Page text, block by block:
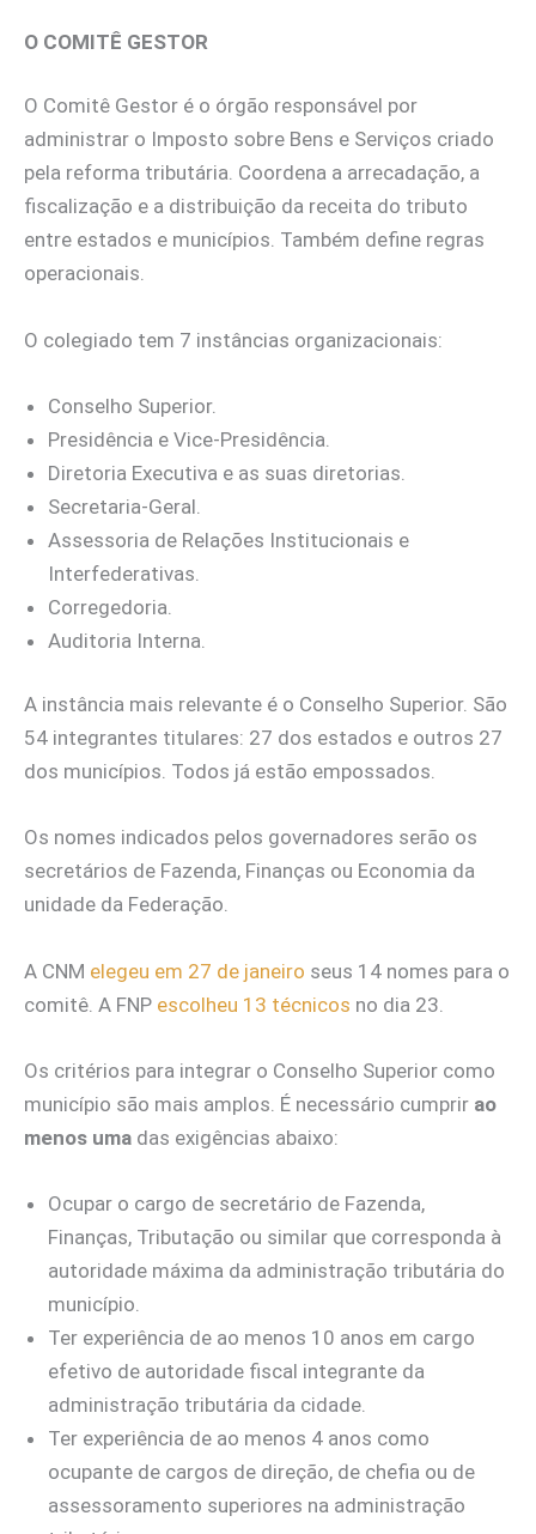
O COMITÊ GESTOR
O Comitê Gestor é o órgão responsável por
administrar o Imposto sobre Bens e Serviços criado
pela reforma tributária. Coordena a arrecadação, a
fiscalização e a distribuição da receita do tributo
entre estados e municípios. Também define regras
operacionais.
O colegiado tem 7 instâncias organizacionais:
Conselho Superior.
Presidência e Vice-Presidência.
Diretoria Executiva e as suas diretorias.
Secretaria-Geral.
Assessoria de Relações Institucionais e
Interfederativas.
Corregedoria.
Auditoria Interna.
A instância mais relevante é o Conselho Superior. São
54 integrantes titulares: 27 dos estados e outros 27
dos municípios. Todos já estão empossados.
Os nomes indicados pelos governadores serão os
secretários de Fazenda, Finanças ou Economia da
unidade da Federação.
A CNM elegeu em 27 de janeiro seus 14 nomes para o
comitê. A FNP escolheu 13 técnicos no dia 23.
Os critérios para integrar o Conselho Superior como
município são mais amplos. É necessário cumprir ao
menos uma das exigências abaixo:
Ocupar o cargo de secretário de Fazenda,
Finanças, Tributação ou similar que corresponda à
autoridade máxima da administração tributária do
município.
Ter experiência de ao menos 10 anos em cargo
efetivo de autoridade fiscal integrante da
administração tributária da cidade.
Ter experiência de ao menos 4 anos como
ocupante de cargos de direção, de chefia ou de
assessoramento superiores na administração